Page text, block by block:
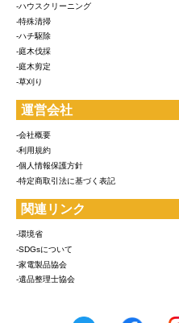
-ハウスクリーニング
-特殊清掃
-ハチ駆除
-庭木伐採
-庭木剪定
-草刈り
運営会社
-会社概要
-利用規約
-個人情報保護方針
-特定商取引法に基づく表記
関連リンク
-環境省
-SDGsについて
-家電製品協会
-遺品整理士協会